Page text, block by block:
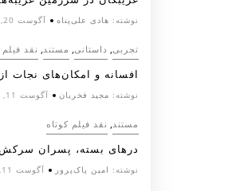
نوشته: هادی علی‌پناه آگوست 20, 2025
تجربی, داستانی, مستند, نقد فیلم
افسانه‌ و امکان‌های نجات
نوشته: مجید فخریان آگوست 11, 2025
مستند, نقد فیلم کوتاه
درهای بسته، پسران
نوشته: امین پاک‌پرور آگوست 11, 2025